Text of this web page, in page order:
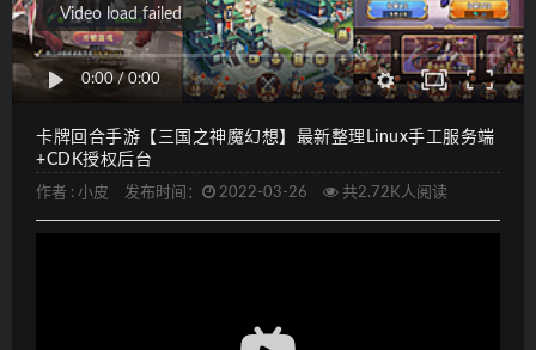
0:00/ 0:00
Video load failed
卡牌回合手游【三国之神魔幻想】最新整理Linux手工服务端
+CDK授权后台
作者 : 小皮 发布时间： 2022-03-26 共2.72K人阅读